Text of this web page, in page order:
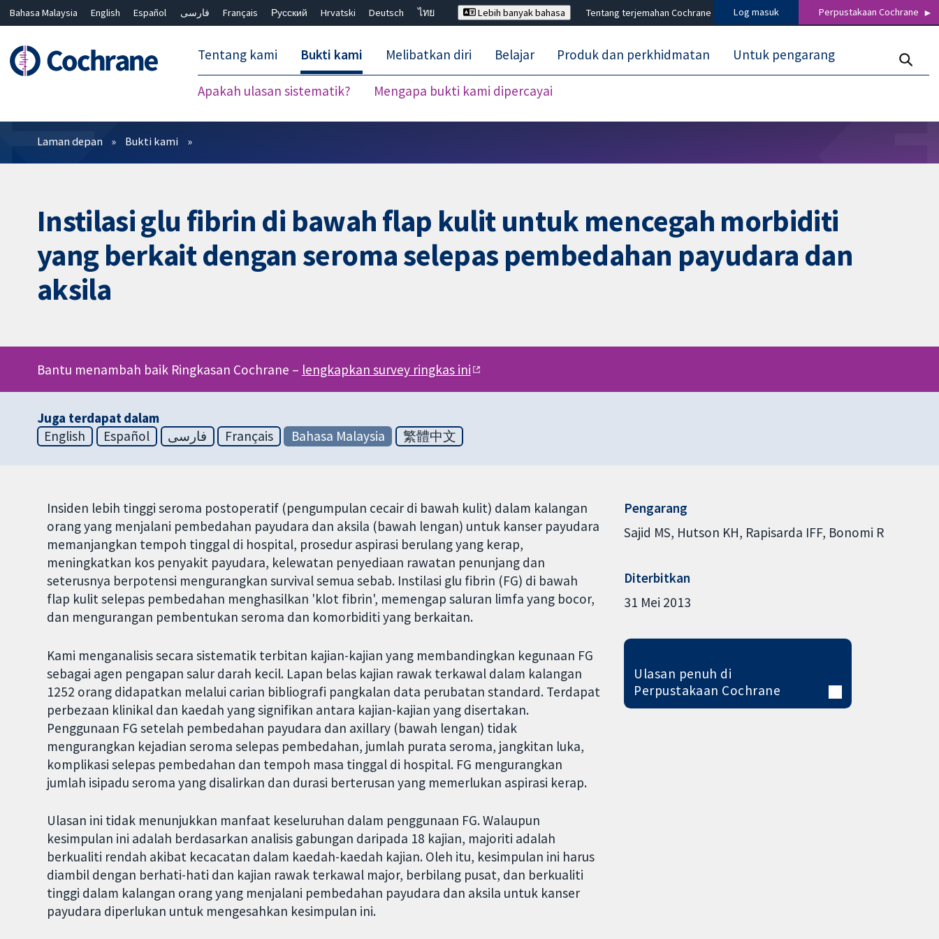
Bahasa Malaysia English Español فارسی Français Русский Hrvatski Deutsch
ไทย
Lebih banyak bahasa Tentang terjemahan Cochrane Log masuk Perpustakaan Cochrane
Tentang kami Bukti kami
Apakah ulasan sistematik? Mengapa bukti kami dipercayai
Melibatkan diri Belajar Produk dan perkhidmatan Untuk pengarang
Penapis
Laman depan Bukti kami
Instilasi glu fibrin di bawah flap kulit untuk mencegah morbiditi
yang berkait dengan seroma selepas pembedahan payudara dan
aksila
Bantu menambah baik Ringkasan Cochrane – lengkapkan survey ringkas ini
Juga terdapat dalam
English
Español فارسی Français Bahasa Malaysia 繁體中文
Insiden lebih tinggi seroma postoperatif (pengumpulan cecair di bawah kulit) dalam kalangan
orang yang menjalani pembedahan payudara dan aksila (bawah lengan) untuk kanser payudara
memanjangkan tempoh tinggal di hospital, prosedur aspirasi berulang yang kerap,
meningkatkan kos penyakit payudara, kelewatan penyediaan rawatan penunjang dan
seterusnya berpotensi mengurangkan survival semua sebab. Instilasi glu fibrin (FG) di bawah
flap kulit selepas pembedahan menghasilkan 'klot fibrin', memengap saluran limfa yang bocor,
dan mengurangan pembentukan seroma dan komorbiditi yang berkaitan.
Kami menganalisis secara sistematik terbitan kajian-kajian yang membandingkan kegunaan FG
sebagai agen pengapan salur darah kecil. Lapan belas kajian rawak terkawal dalam kalangan
1252 orang didapatkan melalui carian bibliografi pangkalan data perubatan standard. Terdapat
perbezaan klinikal dan kaedah yang signifikan antara kajian-kajian yang disertakan.
Penggunaan FG setelah pembedahan payudara dan axillary (bawah lengan) tidak
mengurangkan kejadian seroma selepas pembedahan, jumlah purata seroma, jangkitan luka,
komplikasi selepas pembedahan dan tempoh masa tinggal di hospital. FG mengurangkan
jumlah isipadu seroma yang disalirkan dan durasi berterusan yang memerlukan aspirasi kerap.
Ulasan ini tidak menunjukkan manfaat keseluruhan dalam penggunaan FG. Walaupun
kesimpulan ini adalah berdasarkan analisis gabungan daripada 18 kajian, majoriti adalah
berkualiti rendah akibat kecacatan dalam kaedah-kaedah kajian. Oleh itu, kesimpulan ini harus
diambil dengan berhati-hati dan kajian rawak terkawal major, berbilang pusat, dan berkualiti
tinggi dalam kalangan orang yang menjalani pembedahan payudara dan aksila untuk kanser
payudara diperlukan untuk mengesahkan kesimpulan ini.
Pengarang
Sajid MS Hutson KH Rapisarda IFF Bonomi R
Diterbitkan
31 Mei 2013
Ulasan penuh di
Perpustakaan Cochrane